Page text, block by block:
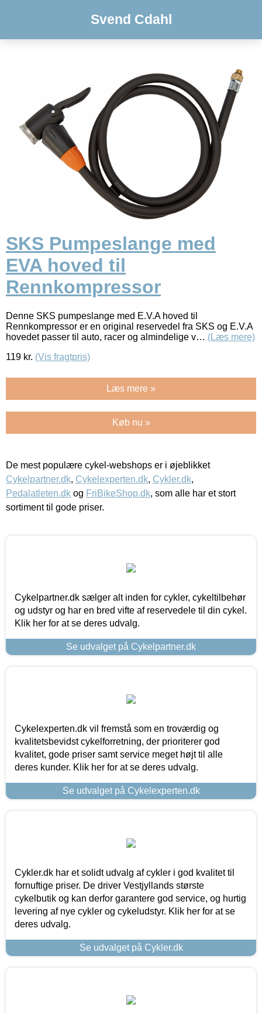
Svend Cdahl
SKS Pumpeslange med
EVA hoved til
Rennkompressor
Denne SKS pumpeslange med E.V.A hoved til
Rennkompressor er en original reservedel fra SKS og E.V.A
hovedet passer til auto, racer og almindelige v… (Læs mere)
119 kr. (Vis fragtpris)
Læs mere »
Køb nu »
De mest populære cykel-webshops er i øjeblikket
Cykelpartner.dk, Cykelexperten.dk, Cykler.dk,
Pedalatleten.dk og FriBikeShop.dk, som alle har et stort
sortiment til gode priser.
Cykelpartner.dk sælger alt inden for cykler, cykeltilbehør
og udstyr og har en bred vifte af reservedele til din cykel.
Klik her for at se deres udvalg.
Se udvalget på Cykelpartner.dk
Cykelexperten.dk vil fremstå som en troværdig og
kvalitetsbevidst cykelforretning, der prioriterer god
kvalitet, gode priser samt service meget højt til alle
deres kunder. Klik her for at se deres udvalg.
Se udvalget på Cykelexperten.dk
Cykler.dk har et solidt udvalg af cykler i god kvalitet til
fornuftige priser. De driver Vestjyllands største
cykelbutik og kan derfor garantere god service, og hurtig
levering af nye cykler og cykeludstyr. Klik her for at se
deres udvalg.
Se udvalget på Cykler.dk